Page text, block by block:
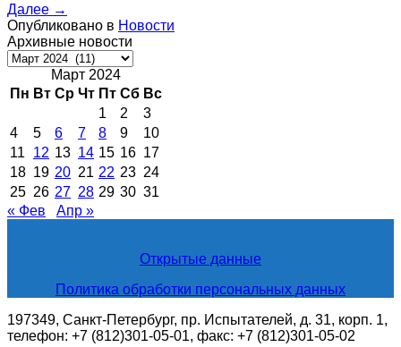
Далее →
Опубликовано в Новости
Архивные новости
Архивные
новостиМарт 2024
Пн Вт Ср Чт Пт Сб Вс
1
2
3
4
5 6 7 8 9
10
11
12 13 14 15 16 17
18 19 20 21 22 23 24
25 26 27 28 29 30 31
« Фев
Апр »
Открытые данные
Политика обработки персональных данных
197349, Санкт-Петербург, пр. Испытателей, д. 31, корп. 1,
телефон: +7 (812)301-05-01, факс: +7 (812)301-05-02